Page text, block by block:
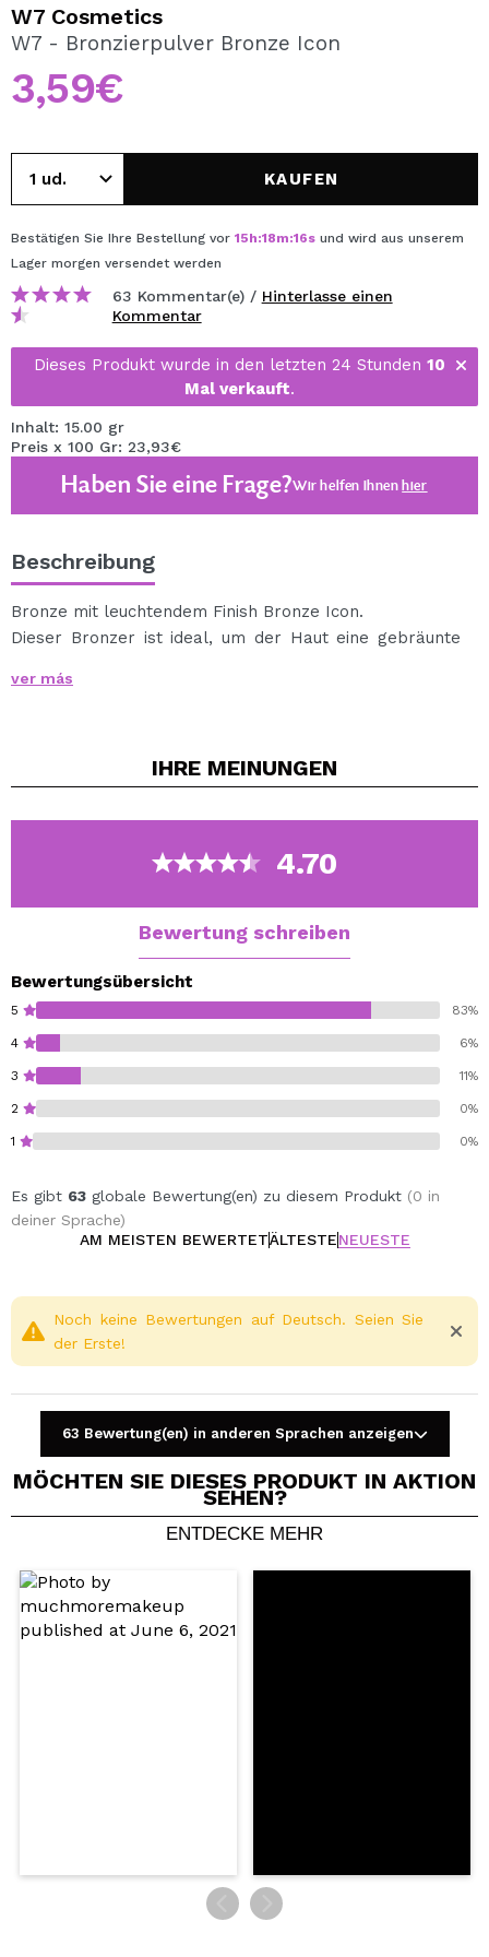
REGISTRIEREN
Durch die Erstellung eines Kontos bei Maquillalia.de
können Sie Ihre Einkäufe schnell tätigen, den Status Ihrer
W7 Cosmetics
W7 - Bronzierpulver Bronze Icon
3,59€
KAUFEN
Bestätigen Sie Ihre Bestellung vor 15h:18m:16s und wird aus unserem
Lager morgen versendet werden
63 Kommentar(e) / Hinterlasse einen
Kommentar
Dieses Produkt wurde in den letzten 24 Stunden 10
Mal verkauft.
Inhalt: 15.00 gr
Preis x 100 Gr: 23,93€
Haben Sie eine Frage?Wir helfen Ihnenhier
Beschreibung
Bronze mit leuchtendem Finish Bronze Icon.
Dieser Bronzer ist ideal, um der Haut eine gebräunte
Die Formel ist sehr weich und integriert sich in die Haut,
und glänzenden Aussehen.
ver más
IHRE MEINUNGEN
4.70
Bewertung schreiben
Bewertungsübersicht
5 83%
4 6%
3 11%
2 0%
1 0%
Es gibt 63 globale Bewertung(en) zu diesem Produkt (0 in
deiner Sprache)
AM MEISTEN BEWERTETÄLTESTENEUESTE
Ein Video oder Foto teilen
Dein Video könnte das erste sein. Stell es dir vor...
Würden Sie diesen Kauf empfehlen?
Noch keine Bewertungen auf Deutsch. Seien Sie
der Erste!
63 Bewertung(en) in anderen Sprachen anzeigen
MÖCHTEN SIE DIESES PRODUKT IN AKTION
SEHEN?
ENTDECKE MEHR